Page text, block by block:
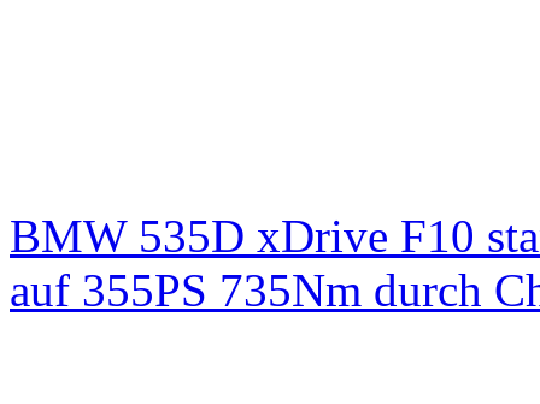
BMW 535D xDrive F10
auf 355PS 735Nm durch